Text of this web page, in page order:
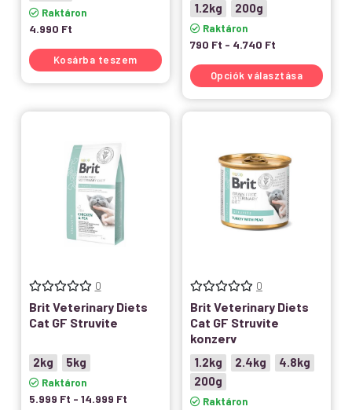
Raktáron
4.990 Ft
Kosárba teszem
1.2kg 200g
Raktáron
790 Ft - 4.740 Ft
Opciók választása
0
Brit Veterinary Diets
Cat GF Struvite
2kg 5kg
Raktáron
5.999 Ft - 14.999 Ft
0
Brit Veterinary Diets
Cat GF Struvite
konzerv
1.2kg 2.4kg
4.8kg
200g
Raktáron